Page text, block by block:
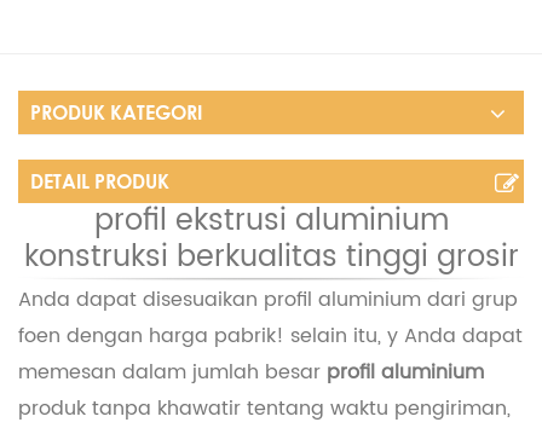
PRODUK KATEGORI
DETAIL PRODUK
profil ekstrusi aluminium
konstruksi berkualitas tinggi grosir
Anda dapat disesuaikan profil aluminiumdari grup
foen dengan harga pabrik! selain itu, y Anda dapat
memesan dalam jumlah besar profil aluminium
produk tanpa khawatir tentang waktu pengiriman,